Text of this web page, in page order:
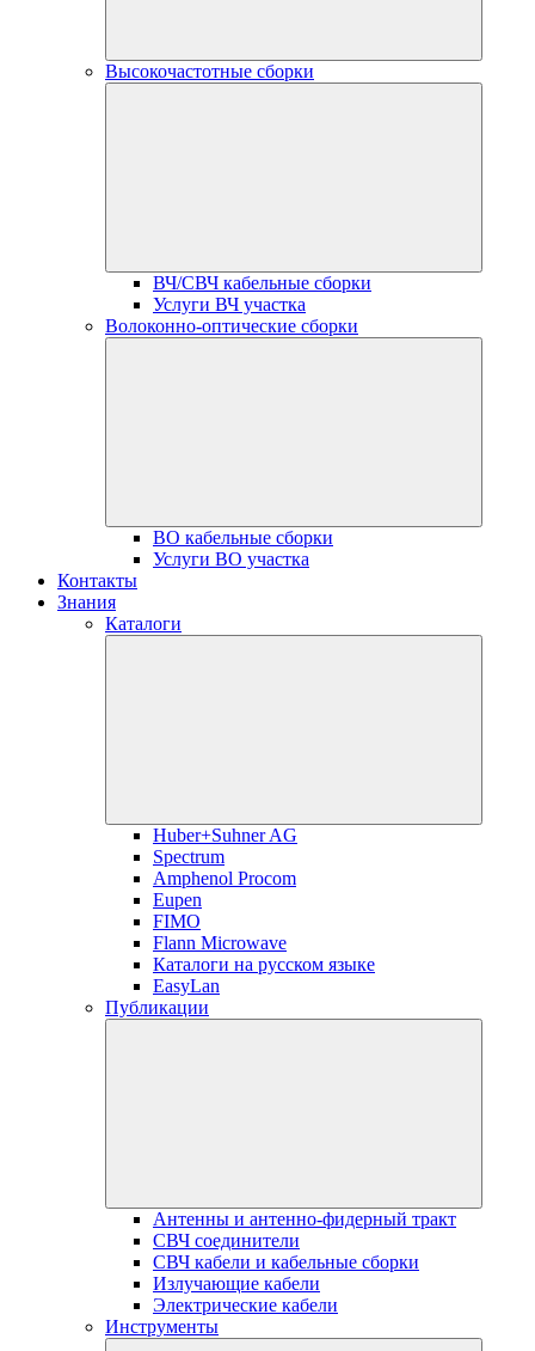
Высокочастотные сборки
ВЧ/СВЧ кабельные сборки
Услуги ВЧ участка
Волоконно-оптические сборки
ВО кабельные сборки
Услуги ВО участка
Контакты
Знания
Каталоги
Huber+Suhner AG
Spectrum
Amphenol Procom
Eupen
FIMO
Flann Microwave
Каталоги на русском языке
EasyLan
Публикации
Антенны и антенно-фидерный тракт
СВЧ соединители
СВЧ кабели и кабельные сборки
Излучающие кабели
Электрические кабели
Инструменты